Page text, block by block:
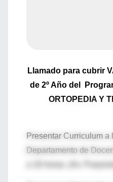
Llamado para cubrir
de 2º Año del
ORTOPEDIA Y
Presentar Curriculum a
Departamento de